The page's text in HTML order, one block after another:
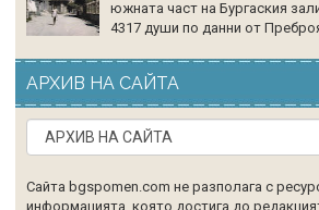
южната част на Бургаския
4317 души по данни от
АРХИВ НА САЙТА
Сайта bgspomen.com не разполага с
информацията, която достига до